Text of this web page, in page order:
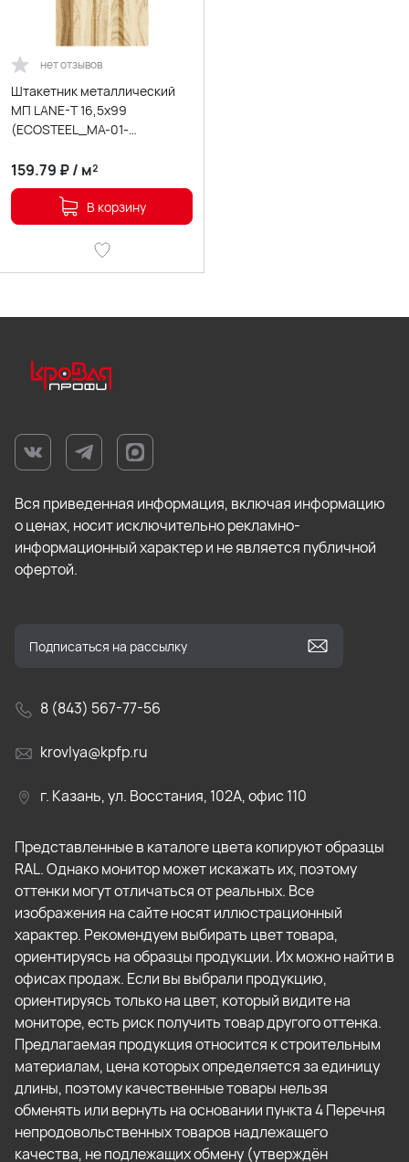
нет отзывов
Штакетник металлический
МП LАNE-T 16,5х99
(ECOSTEEL_MA-01-
159.79 ₽/ м²
В корзину
Вся приведенная информация, включая информацию
о ценах, носит исключительно рекламно-
информационный характер и не является публичной
офертой.
8 (843) 567-77-56
krovlya@kpfp.ru
г. Казань, ул. Восстания, 102А, офис 110
Представленные в каталоге цвета копируют образцы
RAL. Однако монитор может искажать их, поэтому
оттенки могут отличаться от реальных. Все
изображения на сайте носят иллюстрационный
характер. Рекомендуем выбирать цвет товара,
ориентируясь на образцы продукции. Их можно найти в
офисах продаж. Если вы выбрали продукцию,
ориентируясь только на цвет, который видите на
мониторе, есть риск получить товар другого оттенка.
Предлагаемая продукция относится к строительным
материалам, цена которых определяется за единицу
длины, поэтому качественные товары нельзя
обменять или вернуть на основании пункта 4 Перечня
непродовольственных товаров надлежащего
качества, не подлежащих обмену (утверждён